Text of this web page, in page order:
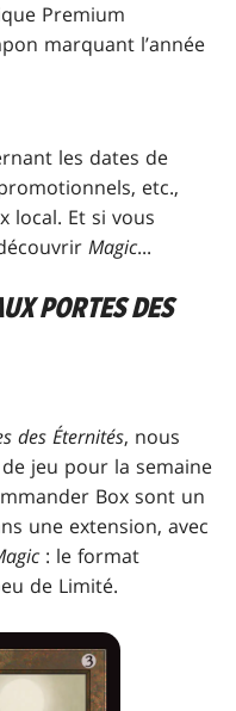
Premium
marquant l’année
les dates de
etc.,
local. Et si vous
Magic...
PORTES DES
des Éternités, nous
jeu pour la semaine
Box sont un
une extension, avec
: le format
de Limité.